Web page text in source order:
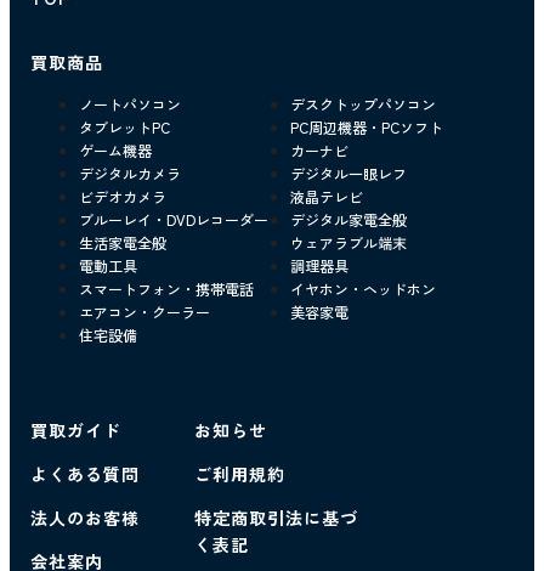
買取商品
ノートパソコン
デスクトップパソコン
タブレットPC
PC周辺機器・PCソフト
ゲーム機器
カーナビ
デジタルカメラ
デジタル一眼レフ
ビデオカメラ
液晶テレビ
ブルーレイ・DVDレコーダー
デジタル家電全般
生活家電全般
ウェアラブル端末
電動工具
調理器具
スマートフォン・携帯電話
イヤホン・ヘッドホン
エアコン・クーラー
美容家電
住宅設備
買取ガイド
よくある質問
法人のお客様
会社案内
お知らせ
ご利用規約
特定商取引法に基づ
く表記